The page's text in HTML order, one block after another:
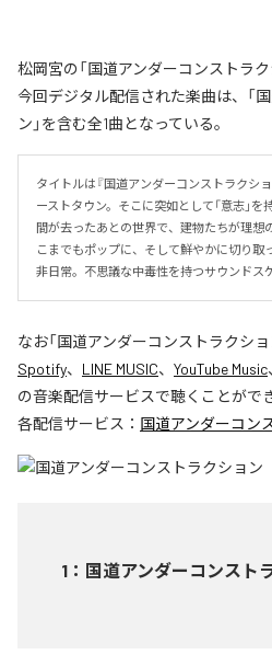
松岡宮の「国道アンダーコンストラク
今回デジタル配信された楽曲は、「
ン」を含む全1曲となっている。
タイトルは『国道アンダーコンストラクシ
ーストタウン。そこに突如として「意志」
間が去ったあとの世界で、建物たちが理想
こまでもポップに、そして鮮やかに切り取
非日常。不思議な中毒性を持つサウンドス
なお「国道アンダーコンストラクショ
Spotify、 LINE MUSIC、 YouTube Music
の音楽配信サービスで聴くことがで
各配信サービス： 国道アンダーコン
1 ： 国道アンダーコンスト